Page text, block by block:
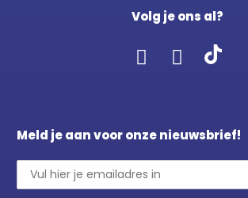
Volg je ons al?
Meld je aan voor onze nieuwsbrief!